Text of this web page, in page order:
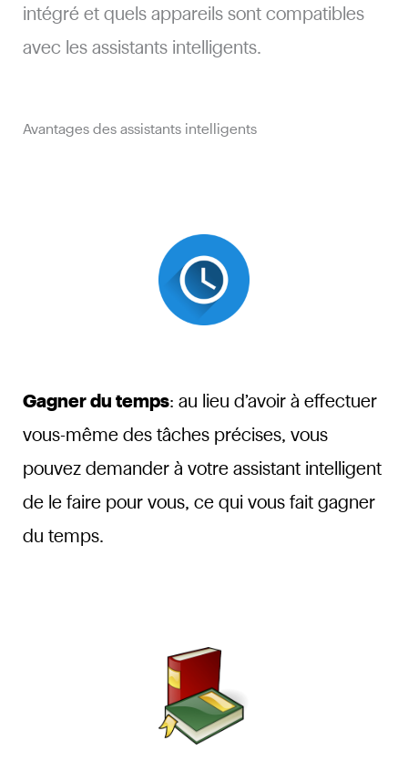
intégré et quels appareils sont compatibles
avec les assistants intelligents.
Avantages des assistants intelligents
Gagner du temps: au lieu d’avoir à effectuer
vous-même des tâches précises, vous
pouvez demander à votre assistant intelligent
de le faire pour vous, ce qui vous fait gagner
du temps.